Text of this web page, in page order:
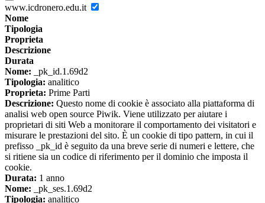
www.icdronero.edu.it
Nome
Tipologia
Proprieta
Descrizione
Durata
Nome: _pk_id.1.69d2
Tipologia: analitico
Proprieta: Prime Parti
Descrizione: Questo nome di cookie è associato alla piattaforma di
analisi web open source Piwik. Viene utilizzato per aiutare i
proprietari di siti Web a monitorare il comportamento dei visitatori e
misurare le prestazioni del sito. È un cookie di tipo pattern, in cui il
prefisso _pk_id è seguito da una breve serie di numeri e lettere, che
si ritiene sia un codice di riferimento per il dominio che imposta il
cookie.
Durata: 1 anno
Nome: _pk_ses.1.69d2
Tipologia: analitico